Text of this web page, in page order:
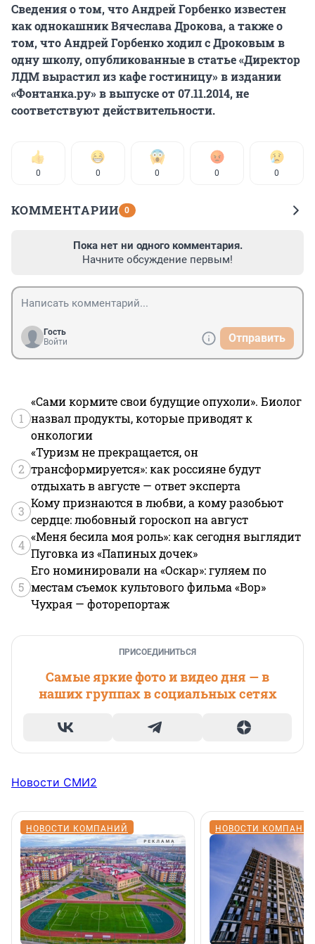
Сведения о том, что Андрей Горбенко известен
как однокашник Вячеслава Дрокова, а также о
том, что Андрей Горбенко ходил с Дроковым в
одну школу, опубликованные в статье «Директор
ЛДМ вырастил из кафе гостиницу» в издании
«Фонтанка.ру» в выпуске от 07.11.2014, не
соответствуют действительности.
0 0 0 0 0
КОММЕНТАРИИ 0
Пока нет ни одного комментария.
Начните обсуждение первым!
Гость
Войти
Отправить
1
«Сами кормите свои будущие опухоли». Биолог
назвал продукты, которые приводят к
онкологии
2
«Туризм не прекращается, он
трансформируется»: как россияне будут
отдыхать в августе — ответ эксперта
3
Кому признаются в любви, а кому разобьют
сердце: любовный гороскоп на август
4
«Меня бесила моя роль»: как сегодня выглядит
Пуговка из «Папиных дочек»
5
Его номинировали на «Оскар»: гуляем по
местам съемок культового фильма «Вор»
Чухрая — фоторепортаж
ПРИСОЕДИНИТЬСЯ
Самые яркие фото и видео дня — в
наших группах в социальных сетях
Новости СМИ2
НОВОСТИ КОМПАНИЙ НОВОСТИ